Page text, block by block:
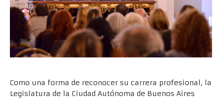
Como una forma de reconocer su carrera profesional, la
Legislatura de la Ciudad Autónoma de Buenos Aires